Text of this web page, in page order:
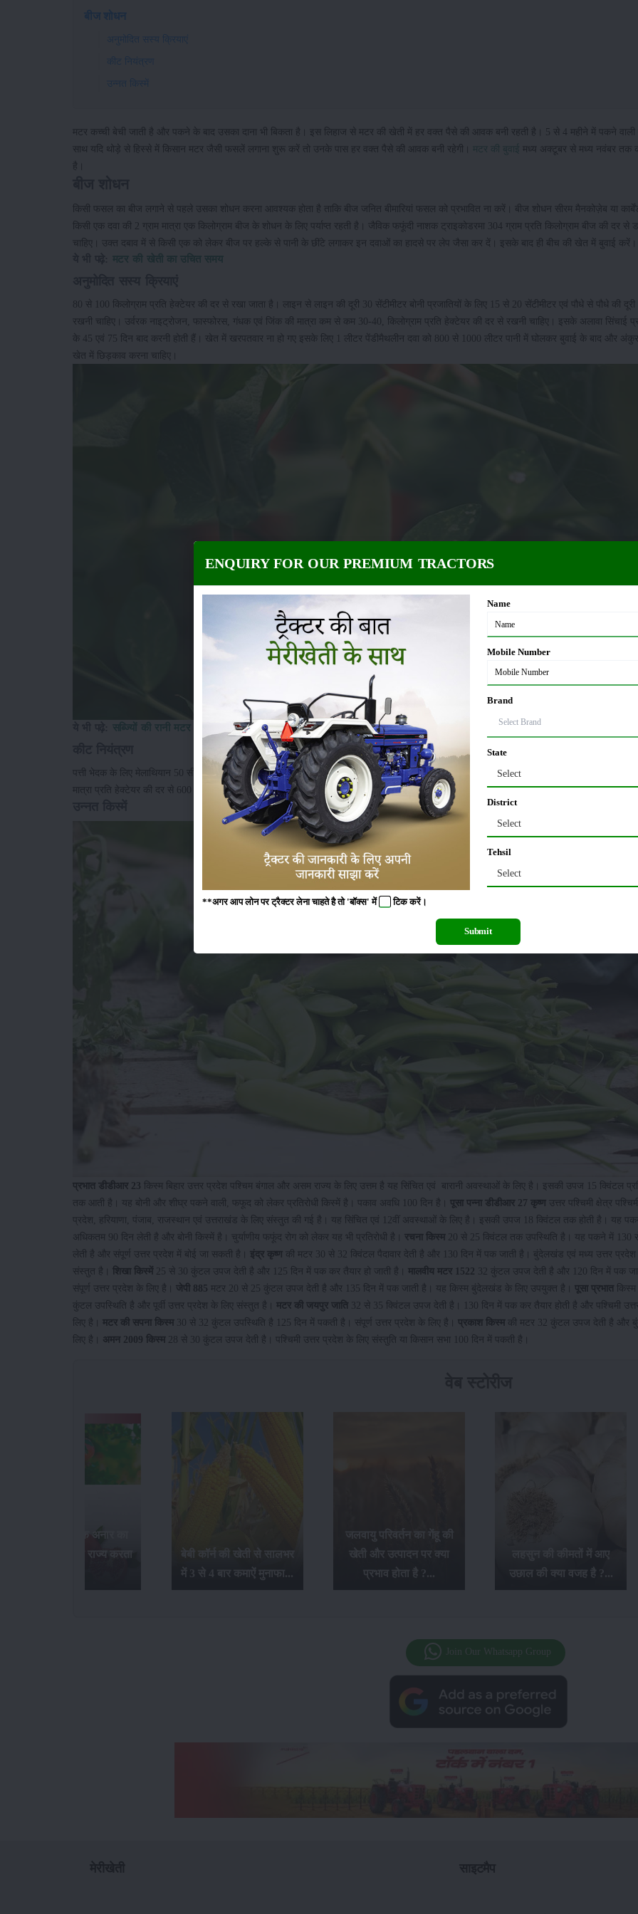
बीज शोधन
अनुमोदित सस्य क्रियाएं
कीट नियंत्रण
उन्नत किस्में
मटर कच्ची बेची जाती है और पकने के बाद उसका दाना भी बिकता है। इस लिहाज से मटर की खेती में हर वक्त पैसे की आवक बनी रहती है। 5 से 4 महीने में पकने
साथ यदि थोड़े से हिस्से में किसान मटर जैसी फसलें लगाना शुरू करें तो उनके पास हर वक्त पैसे की आवक बनी रहेगी। मटर की बुवाई मध्य अक्टूबर से मध्य नवंबर तक
है।
किसी फसल का बीज लगाने से पहले उसका शोधन करना आवश्यक होता है ताकि बीज जनित बीमारियां फसल को प्रभावित ना करें। बीज शोधन सीरम मैनकोज़ेब या
किसी एक दवा की 2 ग्राम मात्रा एक किलोग्राम बीज के शोधन के लिए पर्याप्त रहती है। जैविक फफूंदी नाशक ट्राइकोडरमा 304 ग्राम प्रति किलोग्राम बीज की दर से
चाहिए। उक्त दबाव में से किसी एक को लेकर बीज पर हल्के से पानी के छींटे लगाकर इन दवाओं का हादसे पर लेप जैसा कर दें। इसके बाद ही बीच की खेत में बुवाई करें।
मटर की खेती का उचित समय
80 से 100 किलोग्राम प्रति हेक्टेयर की दर से रखा जाता है। लाइन से लाइन की दूरी 30 सेंटीमीटर बोनी प्रजातियों के लिए 15 से 20 सेंटीमीटर एवं पौधे से पौधे की दूरी
रखनी चाहिए। उर्वरक नाइट्रोजन, फास्फोरस, गंधक एवं जिंक की मात्रा कम से कम 30-40, किलोग्राम प्रति हेक्टेयर की दर से रखनी चाहिए। इसके अलावा सिंचाई
के 45 एवं 75 दिन बाद करनी होती हैं। खेत में खरपतवार ना हो गए इसके लिए 1 लीटर पेंडीमैथलीन दवा को 800 से 1000 लीटर पानी में घोलकर बुवाई के बाद और
खेत में छिड़काव करना चाहिए।
सब्ज्यिों की रानी मटर की करें खेती
पत्ती भेदक के लिए मेलाथियान 50 सीसी का 7:30 सौ ग्राम सकरी तक प्रति हेक्टेयर की दर से एवं पत्तियों पर आने वाले कीट को रोकने के लिए मेटासिस्टाक 20 ईसी की 1
मात्रा प्रति हेक्टेयर की दर से 600 से 800 लीटर पानी में घोलकर छिड़काव करना चाहिए।
प्रभात डीडीआर 23 किस्म बिहार उत्तर प्रदेश पश्चिम बंगाल और असम राज्य के लिए उत्तम है यह सिंचित एवं बारानी अवस्थाओं के लिए है। इसकी उपज 15 क्विंटल
तक आती है। यह बोनी और शीघ्र पकने वाली, फफूद को लेकर प्रतिरोधी किस्में है। पकाव अवधि 100 दिन है। पूसा पन्ना डीडीआर 27 कृष्ण उत्तर पश्चिमी क्षेत्र
प्रदेश, हरियाणा, पंजाब, राजस्थान एवं उत्तराखंड के लिए संस्तुत की गई है। यह सिंचित एवं 12वीं अवस्थाओं के लिए है। इसकी उपज 18 क्विंटल तक होती है। यह
अधिकतम 90 दिन लेती है और बोनी किस्में है। चुर्याणीय फफूंद रोग को लेकर यह भी प्रतिरोधी है। रचना किस्म20 से 25 क्विंटल तक उपस्थिति है। यह पकने में 130
लेती है और संपूर्ण उत्तर प्रदेश में बोई जा सकती है। इंद्र कृष्ण की मटर 30 से 32 क्विंटल पैदावार देती है और 130 दिन में पक जाती है। बुंदेलखंड एवं मध्य उत्तर प्रदेश
संस्तुत है। शिखा किस्में25 से 30 कुंटल उपज देती है और 125 दिन में पक कर तैयार हो जाती है। मालवीय मटर 1522
32 कुंटल उपज देती है और 120 दिन में पक
संपूर्ण उत्तर प्रदेश के लिए है। जेपी 885 मटर 20 से 25 कुंटल उपज देती है और 135 दिन में पक जाती है। यह किस्म बुंदेलखंड के लिए उपयुक्त है। पूसा प्रभात
कुंटल उपस्थिति है और पूर्वी उत्तर प्रदेश के लिए संस्तुत है। मटर की जयपुर जाति 32 से 35 क्विंटल उपज देती है। 130 दिन में पक कर तैयार होती है और पश्चिमी
लिए है। मटर की सपना किस्म30 से 32 कुंटल उपस्थिति है 125 दिन में पकती है। संपूर्ण उत्तर प्रदेश के लिए है। प्रकाश किस्मकी मटर 32 कुंटल उपज देती है और
लिए है। अमन 2009 किस्म28 से 30 कुंटल उपज देती है। पश्चिमी उत्तर प्रदेश के लिए संस्तुति या किसान सभा 100 दिन में पकती है।
बेबी कॉर्न की खेती से सालभर
खेती और उत्पादन पर क्या
प्रभाव होता है ?...
लहसुन की कीमतों में आए
उछाल की क्या वजह है ?...
खेती से किसानों को होगा
अच्छा लाभ...
Join Our Whatsapp Group
ENQUIRY FOR OUR PREMIUM TRACTORS
Name
Mobile Number
Brand
State
Select
District
Select
Tehsil
Select
**अगर आप लोन पर ट्रैक्टर लेना चाहते है तो 'बॉक्स' में टिककरें।
Submit